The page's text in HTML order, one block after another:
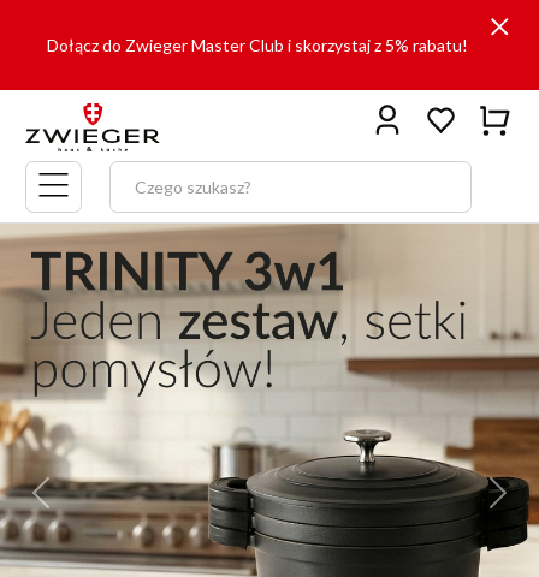
Dołącz do Zwieger Master Club i skorzystaj z 5% rabatu!
Menu
główne
Previous Next